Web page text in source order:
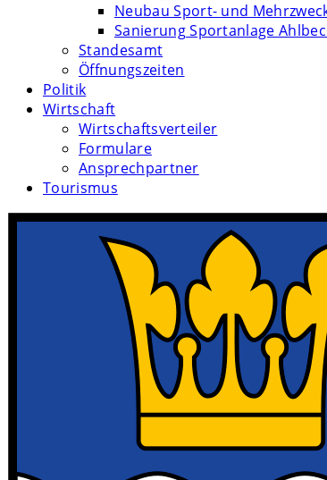
Neubau Sport- und
Sanierung Sportanlage
Standesamt
Öffnungszeiten
Politik
Wirtschaft
Wirtschaftsverteiler
Formulare
Ansprechpartner
Tourismus